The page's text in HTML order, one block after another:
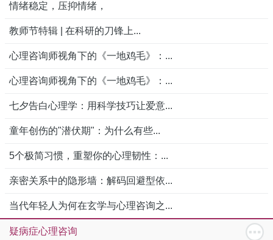
情绪稳定，压抑情绪，
教师节特辑 | 在科研的刀锋上...
心理咨询师视角下的《一地鸡毛》：...
心理咨询师视角下的《一地鸡毛》：...
七夕告白心理学：用科学技巧让爱意...
童年创伤的"潜伏期"：为什么有些...
5个极简习惯，重塑你的心理韧性：...
亲密关系中的隐形墙：解码回避型依...
当代年轻人为何在玄学与心理咨询之...
疑病症心理咨询